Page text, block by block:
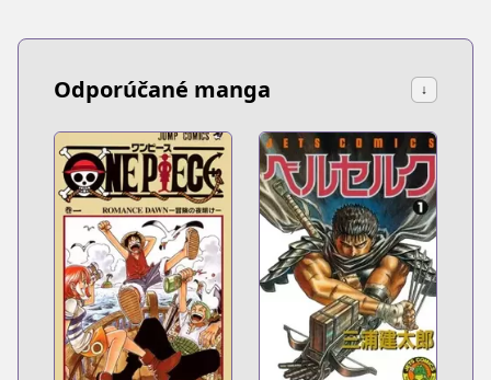
Odporúčané manga ↓